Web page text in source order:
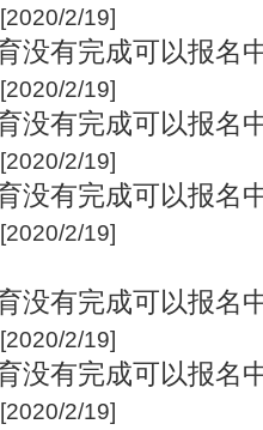
[2020/2/19]
没有完成可以报名
[2020/2/19]
没有完成可以报名
[2020/2/19]
没有完成可以报名
[2020/2/19]
没有完成可以报名
[2020/2/19]
没有完成可以报名
[2020/2/19]